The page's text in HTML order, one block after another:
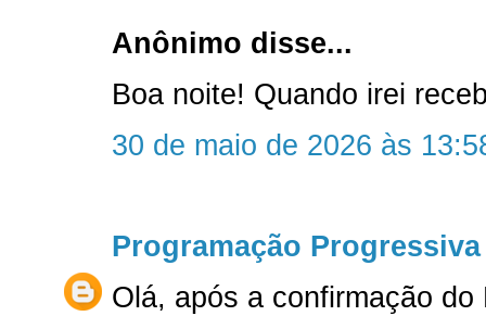
Anônimo disse...
Boa noite! Quando irei
30 de maio de 2026 às
Programação Progressiva
Olá, após a confirmação